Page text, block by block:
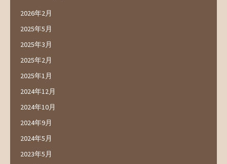
2026年2月
2025年5月
2025年3月
2025年2月
2025年1月
2024年12月
2024年10月
2024年9月
2024年5月
2023年5月